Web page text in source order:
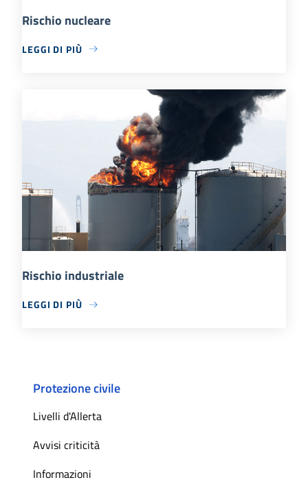
Rischio nucleare
LEGGI DI PIÙ
Rischio industriale
LEGGI DI PIÙ
Protezione civile
Livelli d'Allerta
Avvisi criticità
Informazioni